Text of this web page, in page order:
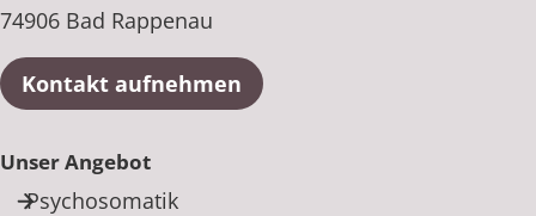
74906 Bad Rappenau
Kontakt aufnehmen
Unser Angebot
Psychosomatik